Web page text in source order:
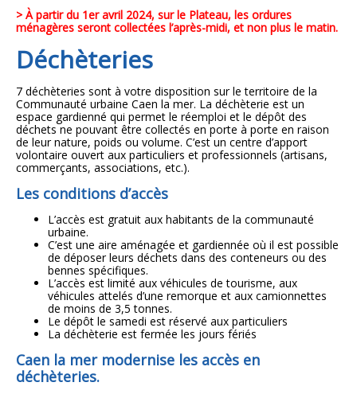
> À partir du 1er avril 2024, sur le Plateau, les ordures
ménagères seront collectées l’après-midi, et non plus le matin.
Déchèteries
7 déchèteries sont à votre disposition sur le territoire de la
Communauté urbaine Caen la mer. La déchèterie est un
espace gardienné qui permet le réemploi et le dépôt des
déchets ne pouvant être collectés en porte à porte en raison
de leur nature, poids ou volume. C’est un centre d’apport
volontaire ouvert aux particuliers et professionnels (artisans,
commerçants, associations, etc.).
Les conditions d’accès
L’accès est gratuit aux habitants de la communauté
urbaine.
C’est une aire aménagée et gardiennée où il est possible
de déposer leurs déchets dans des conteneurs ou des
bennes spécifiques.
L’accès est limité aux véhicules de tourisme, aux
véhicules attelés d’une remorque et aux camionnettes
de moins de 3,5 tonnes.
Le dépôt le samedi est réservé aux particuliers
La déchèterie est fermée les jours fériés
Caen la mer modernise les accès en
déchèteries.